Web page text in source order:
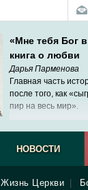
«Мне тебя Бог
книга о любви
Дарья Парменова
Главная часть
после того, как
пир на весь мир».
Жизнь Церкви
НОВОСТИ